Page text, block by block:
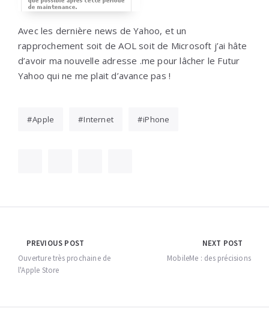
Avec les dernière news de Yahoo, et un
rapprochement soit de AOL soit de Microsoft j’ai hâte
d’avoir ma nouvelle adresse .me pour lâcher le Futur
Yahoo qui ne me plait d’avance pas !
Apple Internet iPhone
Navigation
de
l’article
PREVIOUS POST
Ouverture très prochaine de
l'Apple Store
NEXT POST
MobileMe : des précisions